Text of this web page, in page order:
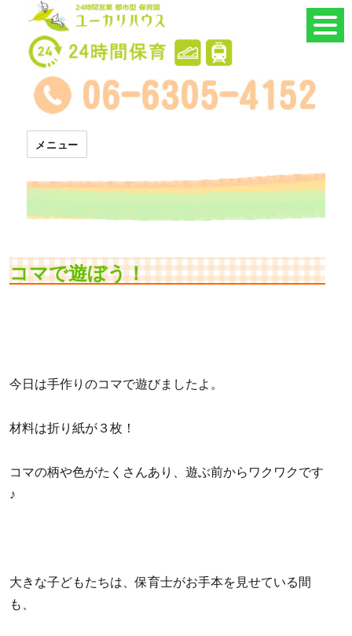
24時間託児所 ユーカリハウス
メニュー
コマで遊ぼう！
今日は手作りのコマで遊びましたよ。
材料は折り紙が３枚！
コマの柄や色がたくさんあり、遊ぶ前からワクワクです
♪
大きな子どもたちは、保育士がお手本を見せている間
も、